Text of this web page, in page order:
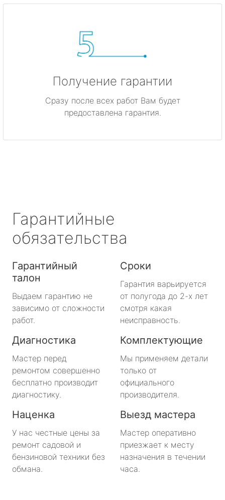
Получение гарантии
Сразу после всех работ Вам будет
предоставлена гарантия.
Гарантийные
обязательства
Гарантийный
талон
Выдаем гарантию не
зависимо от сложности
работ.
Сроки
Гарантия варьируется
от полугода до 2-х лет
смотря какая
неисправность.
Диагностика
Мастер перед
ремонтом совершенно
бесплатно производит
диагностику.
Комплектующие
Мы применяем детали
только от
официального
производителя.
Наценка
У нас честные цены за
ремонт садовой и
бензиновой техники без
обмана.
Выезд мастера
Мастер оперативно
приезжает к месту
назначения в течении
часа.